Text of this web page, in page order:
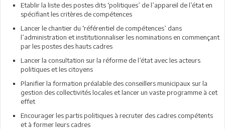
Etablir la liste des postes dits ‘politiques’ de l’appareil de l’état en
spécifiant les critères de compétences
Lancer le chantier du ‘référentiel de compétences’ dans
l’administration et institutionnaliser les nominations en commençant
par les postes des hauts cadres
Lancer la consultation sur la réforme de l’état avec les acteurs
politiques et les citoyens
Planifier la formation préalable des conseillers municipaux sur la
gestion des collectivités locales et lancer un vaste programme à cet
effet
Encourager les partis politiques à recruter des cadres compétents
et à former leurs cadres